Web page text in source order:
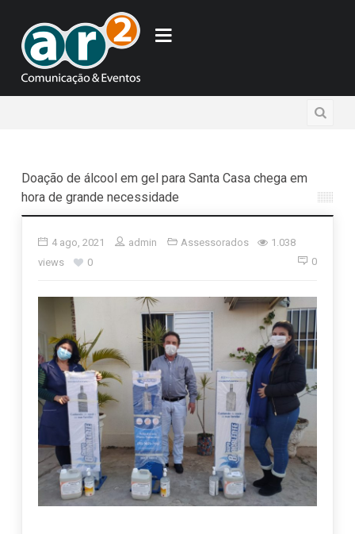
Doação de álcool em gel para Santa Casa chega em
hora de grande necessidade
4 ago, 2021 admin Assessorados
1.038
views
0 0